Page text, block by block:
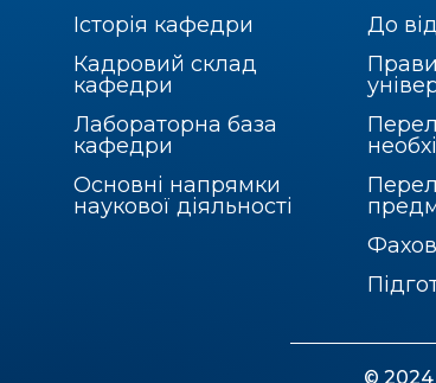
Історія кафедри
Кадровий склад
кафедри
Лабораторна база
кафедри
Основні напрямки
наукової діяльності
До
© 2024